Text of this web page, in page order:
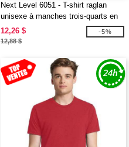
Next Level 6051 - T-shirt raglan
unisexe à manches trois-quarts en
tri-matière
12,26 $
12,88 $
-5%